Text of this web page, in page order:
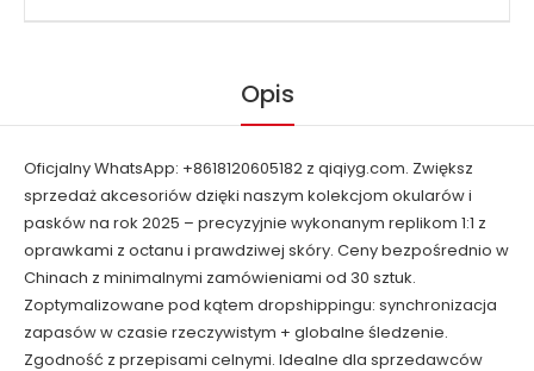
Opis
Oficjalny WhatsApp: +8618120605182 z qiqiyg.com. Zwiększ
sprzedaż akcesoriów dzięki naszym kolekcjom okularów i
pasków na rok 2025 – precyzyjnie wykonanym replikom 1:1 z
oprawkami z octanu i prawdziwej skóry. Ceny bezpośrednio w
Chinach z minimalnymi zamówieniami od 30 sztuk.
Zoptymalizowane pod kątem dropshippingu: synchronizacja
zapasów w czasie rzeczywistym + globalne śledzenie.
Zgodność z przepisami celnymi. Idealne dla sprzedawców